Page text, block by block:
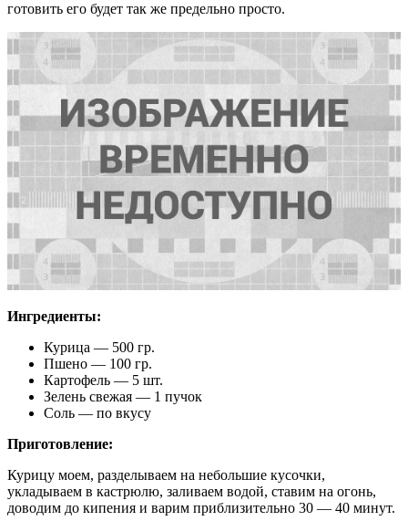
готовить его будет так же предельно просто.
Ингредиенты:
Курица — 500 гр.
Пшено — 100 гр.
Картофель — 5 шт.
Зелень свежая — 1 пучок
Соль — по вкусу
Приготовление:
Курицу моем, разделываем на небольшие кусочки,
укладываем в кастрюлю, заливаем водой, ставим на огонь,
доводим до кипения и варим приблизительно 30 — 40 минут.